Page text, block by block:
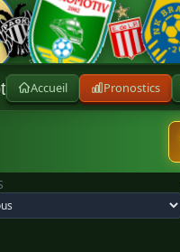
Accueil Pronostics